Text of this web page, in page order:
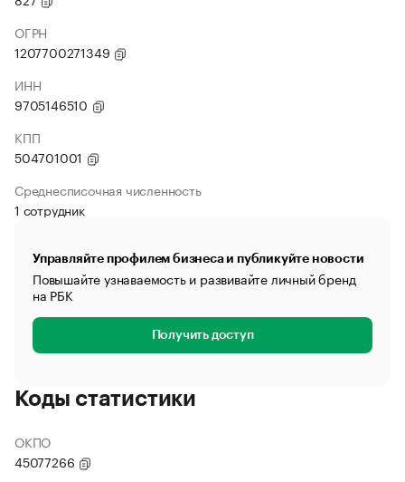
ОГРН
1207700271349
ИНН
9705146510
КПП
504701001
Среднесписочная численность
1 сотрудник
Управляйте профилем бизнеса и публикуйте новости
Повышайте узнаваемость и развивайте личный бренд
на РБК
Получить доступ
Коды статистики
ОКПО
45077266